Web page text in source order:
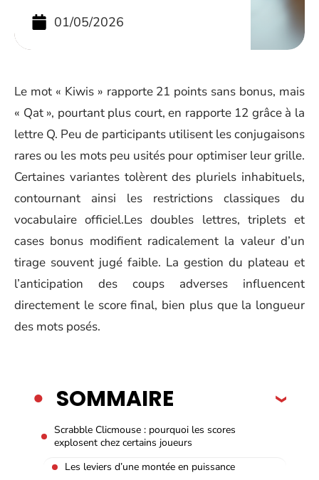
01/05/2026
Le mot « Kiwis » rapporte 21 points sans bonus, mais
« Qat », pourtant plus court, en rapporte 12 grâce à la
lettre Q. Peu de participants utilisent les conjugaisons
rares ou les mots peu usités pour optimiser leur grille.
Certaines variantes tolèrent des pluriels inhabituels,
contournant ainsi les restrictions classiques du
vocabulaire officiel.Les doubles lettres, triplets et
cases bonus modifient radicalement la valeur d’un
tirage souvent jugé faible. La gestion du plateau et
l’anticipation des coups adverses influencent
directement le score final, bien plus que la longueur
des mots posés.
SOMMAIRE
Scrabble Clicmouse : pourquoi les scores
explosent chez certains joueurs
Les leviers d’une montée en puissance